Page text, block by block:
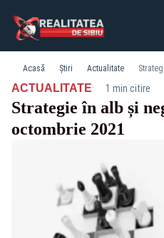
Acasă Știri Actualitate
ACTUALITATE· 1 min citire
Strategie în alb și
octombrie 2021